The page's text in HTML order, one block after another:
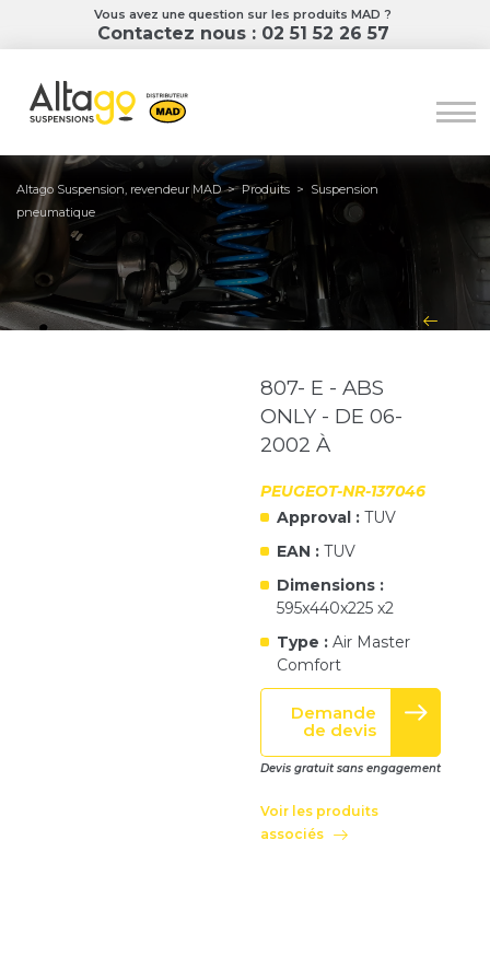
Vous avez une question sur les produits MAD ?
Contactez nous : 02 51 52 26 57
Altago Suspension, revendeur MAD> Produits > Suspension
pneumatique
807- E - ABS
ONLY - DE 06-
2002 À
PEUGEOT-NR-137046
Approval :TUV
EAN :TUV
Dimensions :
595x440x225 x2
Type :Air Master
Comfort
Demande
de devis
Devis gratuit sans engagement
Voir les produits
associés